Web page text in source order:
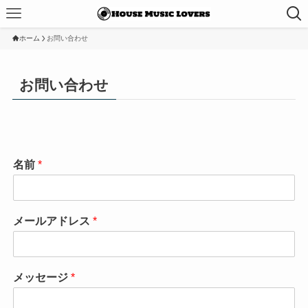
ホーム お問い合わせ
お問い合わせ
名前 *
メールアドレス *
メッセージ *